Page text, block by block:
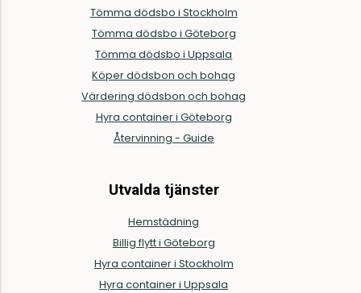
Tömma dödsbo i Stockholm
Tömma dödsbo i Göteborg
Tömma dödsbo i Uppsala
Köper dödsbon och bohag
Värdering dödsbon och bohag
Hyra container i Göteborg
Återvinning - Guide
Utvalda tjänster
Hemstädning
Billig flytt i Göteborg
Hyra container i Stockholm
Hyra container i Uppsala